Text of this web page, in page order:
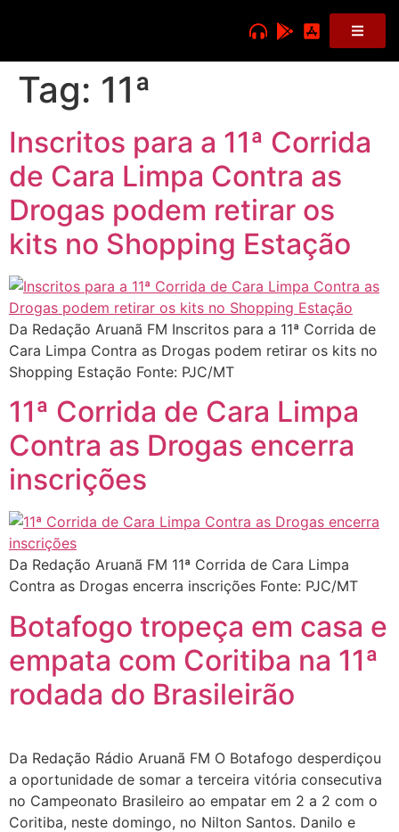
Tag: 11ª
Inscritos para a 11ª Corrida
de Cara Limpa Contra as
Drogas podem retirar os
kits no Shopping Estação
Da Redação Aruanã FM Inscritos para a 11ª Corrida de
Cara Limpa Contra as Drogas podem retirar os kits no
Shopping Estação Fonte: PJC/MT
11ª Corrida de Cara Limpa
Contra as Drogas encerra
inscrições
Da Redação Aruanã FM 11ª Corrida de Cara Limpa
Contra as Drogas encerra inscrições Fonte: PJC/MT
Botafogo tropeça em casa e
empata com Coritiba na 11ª
rodada do Brasileirão
Da Redação Rádio Aruanã FM O Botafogo desperdiçou
a oportunidade de somar a terceira vitória consecutiva
no Campeonato Brasileiro ao empatar em 2 a 2 com o
Coritiba, neste domingo, no Nilton Santos. Danilo e